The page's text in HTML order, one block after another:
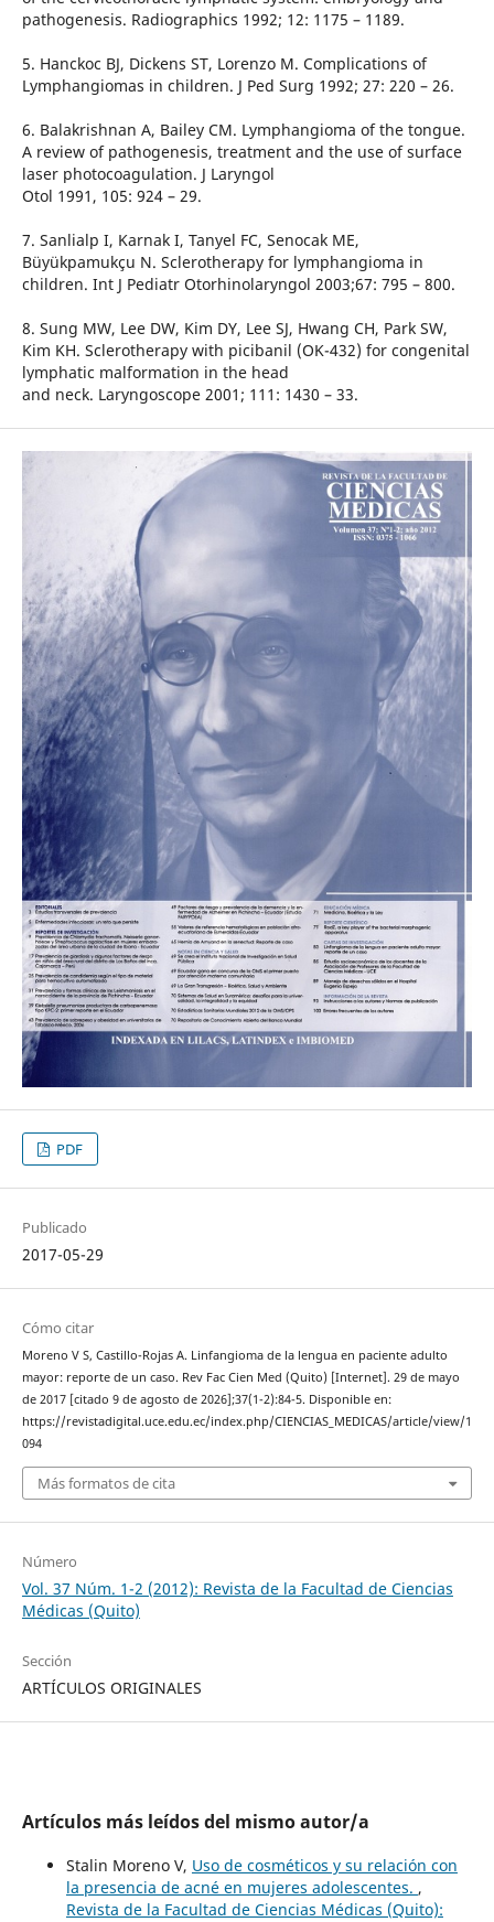
pathogenesis. Radiographics 1992; 12: 1175 – 1189.
5. Hanckoc BJ, Dickens ST, Lorenzo M. Complications of
Lymphangiomas in children. J Ped Surg 1992; 27: 220 – 26.
6. Balakrishnan A, Bailey CM. Lymphangioma of the tongue.
A review of pathogenesis, treatment and the use of surface
laser photocoagulation. J Laryngol
Otol 1991, 105: 924 – 29.
7. Sanlialp I, Karnak I, Tanyel FC, Senocak ME,
Büyükpamukçu N. Sclerotherapy for lymphangioma in
children. Int J Pediatr Otorhinolaryngol 2003;67: 795 – 800.
8. Sung MW, Lee DW, Kim DY, Lee SJ, Hwang CH, Park SW,
Kim KH. Sclerotherapy with picibanil (OK-432) for congenital
lymphatic malformation in the head
and neck. Laryngoscope 2001; 111: 1430 – 33.
PDF
Publicado
2017-05-29
Cómo citar
Moreno V S, Castillo-Rojas A. Linfangioma de la lengua en paciente adulto
mayor: reporte de un caso. Rev Fac Cien Med (Quito) [Internet]. 29 de mayo
de 2017 [citado 9 de agosto de 2026];37(1-2):84-5. Disponible en:
https://revistadigital.uce.edu.ec/index.php/CIENCIAS_MEDICAS/article/view/1
094
Más formatos de cita
Número
Vol. 37 Núm. 1-2 (2012): Revista de la Facultad de Ciencias
Médicas (Quito)
Sección
ARTÍCULOS ORIGINALES
Artículos más leídos del mismo autor/a
Stalin Moreno V, Uso de cosméticos y su relación con
la presencia de acné en mujeres adolescentes. ,
Revista de la Facultad de Ciencias Médicas (Quito):